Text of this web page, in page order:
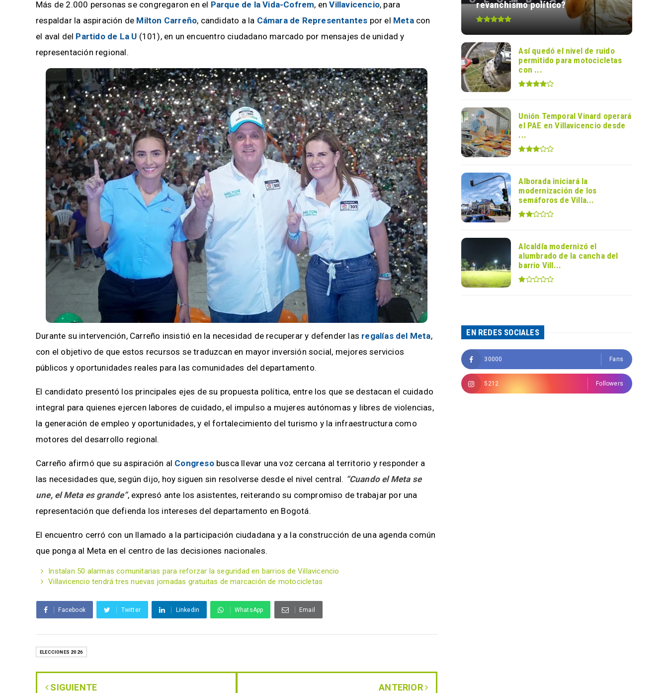
Más de 2.000 personas se congregaron en el Parque de la Vida-Cofrem, enVillavicencio, para
respaldar la aspiración de Milton Carreño, candidato a la Cámara de Representantes por el Metacon
el aval del Partido de La U (101), en un encuentro ciudadano marcado por mensajes de unidad y
representación regional.
Durante su intervención, Carreño insistió en la necesidad de recuperar y defender las regalías del Meta,
con el objetivo de que estos recursos se traduzcan en mayor inversión social, mejores servicios
públicos y oportunidades reales para las comunidades del departamento.
El candidato presentó los principales ejes de su propuesta política, entre los que se destacan el cuidado
integral para quienes ejercen labores de cuidado, el impulso a mujeres autónomas y libres de violencias,
la generación de empleo y oportunidades, y el fortalecimiento del turismo y la infraestructura como
motores del desarrollo regional.
Carreño afirmó que su aspiración al Congresobusca llevar una voz cercana al territorio y responder a
las necesidades que, según dijo, hoy siguen sin resolverse desde el nivel central. “Cuando el Meta se
une, el Meta es grande”, expresó ante los asistentes, reiterando su compromiso de trabajar por una
representación que defienda los intereses del departamento en Bogotá.
El encuentro cerró con un llamado a la participación ciudadana y a la construcción de una agenda común
que ponga al Meta en el centro de las decisiones nacionales.
Instalan 50 alarmas comunitarias para reforzar la seguridad en barrios de Villavicencio
Villavicencio tendrá tres nuevas jornadas gratuitas de marcación de motocicletas
Facebook Twitter Linkedin WhatsApp Email
ELECCIONES 2026
SIGUIENTE ANTERIOR
revanchismo político?
Así quedó el nivel de ruido
permitido para motocicletas
con ...
Unión Temporal Vinard operará
el PAE en Villavicencio desde
...
Alborada iniciará la
modernización de los
semáforos de Villa...
Alcaldía modernizó el
alumbrado de la cancha del
barrio Vill...
EN REDES SOCIALES
30000 Fans
5212 Followers